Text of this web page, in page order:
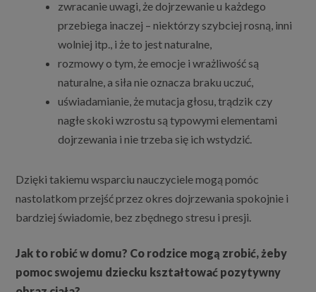
zwracanie uwagi, że dojrzewanie u każdego
przebiega inaczej – niektórzy szybciej rosną, inni
wolniej itp., i że to jest naturalne,
rozmowy o tym, że emocje i wrażliwość są
naturalne, a siła nie oznacza braku uczuć,
uświadamianie, że mutacja głosu, trądzik czy
nagłe skoki wzrostu są typowymi elementami
dojrzewania i nie trzeba się ich wstydzić.
Dzięki takiemu wsparciu nauczyciele mogą pomóc
nastolatkom przejść przez okres dojrzewania spokojnie i
bardziej świadomie, bez zbędnego stresu i presji.
Jak to robić w domu? Co rodzice mogą zrobić, żeby
pomoc swojemu dziecku kształtować pozytywny